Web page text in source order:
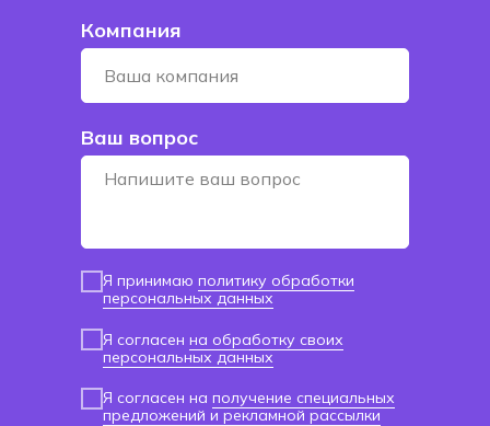
Компания
Ваш вопрос
Я принимаю политику обработки
персональных данных
Я согласен на обработку своих
персональных данных
Я согласен на получение специальных
предложений и рекламной рассылки